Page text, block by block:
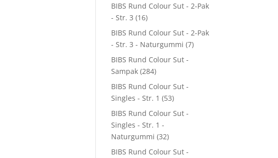
BIBS Rund Colour Sut - 2-Pak
- Str. 3 (16)
BIBS Rund Colour Sut - 2-Pak
- Str. 3 - Naturgummi (7)
BIBS Rund Colour Sut -
Sampak (284)
BIBS Rund Colour Sut -
Singles - Str. 1 (53)
BIBS Rund Colour Sut -
Singles - Str. 1 -
Naturgummi (32)
BIBS Rund Colour Sut -